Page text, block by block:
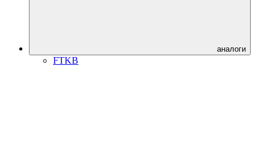
аналоги
FTKB